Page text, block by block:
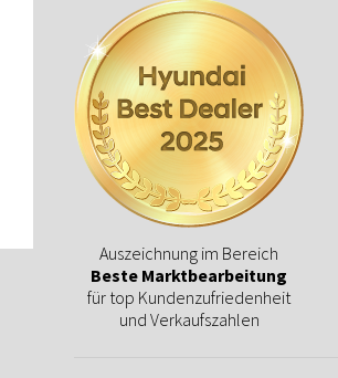
Auszeichnung im Bereich
Beste Marktbearbeitung
für top Kundenzufriedenheit
und Verkaufszahlen